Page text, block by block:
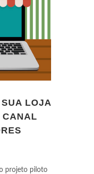
LOJA
CANAL
projeto piloto